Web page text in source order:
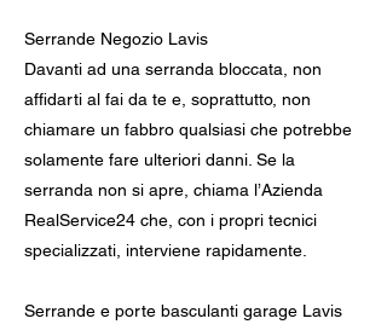
Serrande Negozio Lavis
Davanti ad una serranda bloccata, non
affidarti al fai da te e, soprattutto, non
chiamare un fabbro qualsiasi che potrebbe
solamente fare ulteriori danni. Se la
serranda non si apre, chiama l’Azienda
RealService24 che, con i propri tecnici
specializzati, interviene rapidamente.
Serrande e porte basculanti garage Lavis